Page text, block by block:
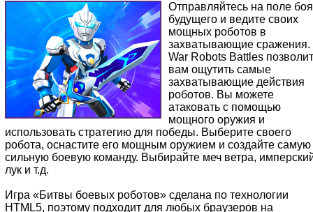
Отправляйтесь на поле боя
будущего и ведите своих
мощных роботов в
захватывающие сражения.
War Robots Battles позволит
вам ощутить самые
захватывающие действия
роботов. Вы можете
атаковать с помощью
мощного оружия и
использовать стратегию для победы. Выберите своего
робота, оснастите его мощным оружием и создайте самую
сильную боевую команду. Выбирайте меч ветра,
лук и т.д.
Игра «Битвы боевых роботов» сделана по технологии
HTML5, поэтому подходит для любых браузеров на